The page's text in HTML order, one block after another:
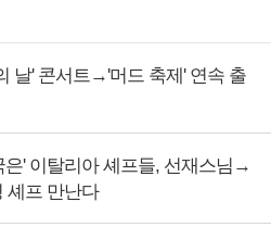
날' 콘서트→'머드 축제' 연속 출
은' 이탈리아 셰프들, 선재스님→
셰프 만난다